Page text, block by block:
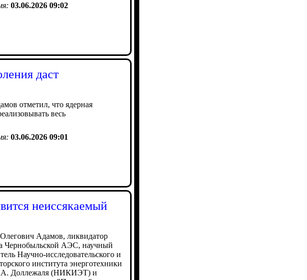
03.06.2026 09:02
даст
отметил, что ядерная
весь
03.06.2026 09:01
неиссякаемый
Адамов, ликвидатор
Чернобыльской АЭС, научный
Научно-исследовательского и
института энерготехники
Доллежаля (НИКИЭТ) и